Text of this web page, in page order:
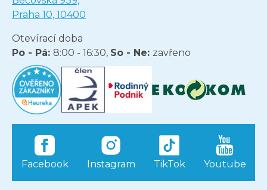
Praha 10, 10400
Otevírací doba
Po - Pá: 8:00 - 16:30, So - Ne: zavřeno
Facebook Instagram TikTok Youtube